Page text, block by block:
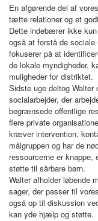
En afgørende del af
tætte relationer og et
Dette indebærer ikke
også at forstå de
fokuserer på at
de lokale myndigheder,
muligheder for distriktet.
Sidste uge deltog
socialarbejder, der
begrænsede offentlige
flere private
kræver intervention,
målgruppen og har de
ressourcerne er knappe,
støtte til sårbare børn.
Walter afholder løbende
sager, der passer til
også op til diskussion
kan yde hjælp og støtte.